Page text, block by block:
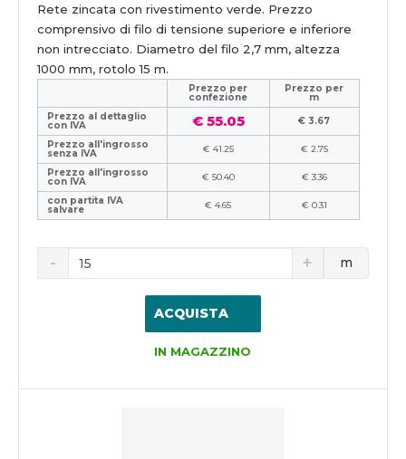
Rete zincata con rivestimento verde. Prezzo
comprensivo di filo di tensione superiore e inferiore
non intrecciato. Diametro del filo 2,7 mm, altezza
1000 mm, rotolo 15 m.
Prezzo per
confezione
Prezzo per
m
Prezzo al dettaglio
con IVA € 55.05
€ 3.67
Prezzo all'ingrosso
senza IVA € 41.25
€ 2.75
Prezzo all'ingrosso
con IVA € 50.40
€ 3.36
con partita IVA
salvare € 4.65 € 0.31
m
ACQUISTA
IN MAGAZZINO